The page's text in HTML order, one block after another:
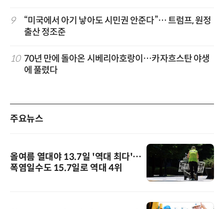
9
“미국에서 아기 낳아도 시민권 안준다”… 트럼프, 원정
출산 정조준
10 70년 만에 돌아온 시베리아호랑이…카자흐스탄 야생
에 풀렸다
주요뉴스
올여름 열대야 13.7일 '역대 최다'…
폭염일수도 15.7일로 역대 4위